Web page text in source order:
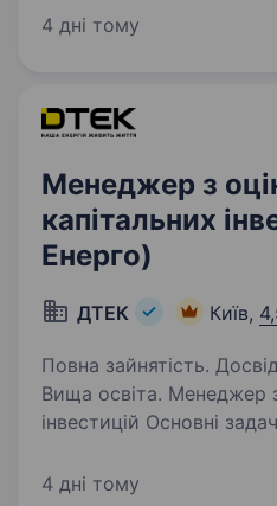
до аналізу ефективності
4 дні тому
Менеджер з
капітальних
Енерго)
ДТЕК Київ,
Повна зайнятість.
Вища освіта. Менеджер з оцінки капітальних
інвестицій Основні задачі:
інвестиційних проєктів,
4 дні тому